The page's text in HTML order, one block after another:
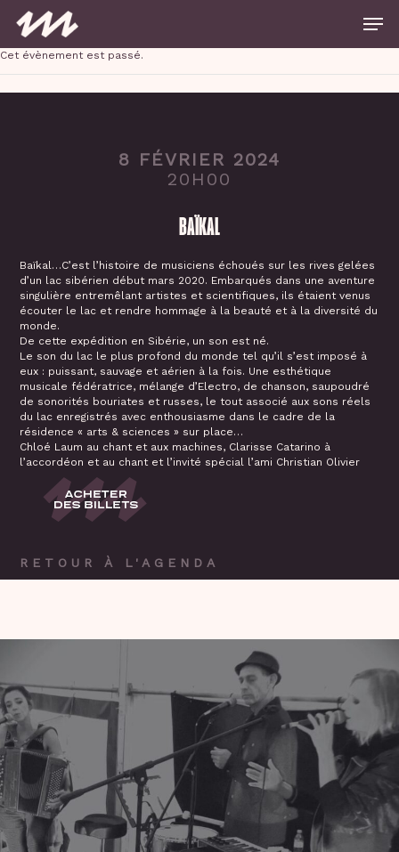
main
content
Cet évènement est passé.
8 FÉVRIER 2024
20H00
BAÏKAL
Baïkal…C’est l’histoire de musiciens échoués sur les rives gelées
d’un lac sibérien début mars 2020. Embarqués dans une aventure
singulière entremêlant artistes et scientifiques, ils étaient venus
écouter le lac et rendre hommage à la beauté et à la diversité du
monde.
De cette expédition en Sibérie, un son est né.
Le son du lac le plus profond du monde tel qu’il s’est imposé à
eux : puissant, sauvage et aérien à la fois. Une esthétique
musicale fédératrice, mélange d’Electro, de chanson, saupoudré
de sonorités bouriates et russes, le tout associé aux sons réels
du lac enregistrés avec enthousiasme dans le cadre de la
résidence « arts & sciences » sur place…
Chloé Laum au chant et aux machines, Clarisse Catarino à
l’accordéon et au chant et l’invité spécial l’ami Christian Olivier
RETOUR À L'AGENDA
Close